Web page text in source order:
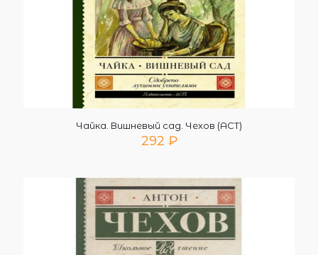
Чайка. Вишневый сад. Чехов (АСТ)
292 ₽